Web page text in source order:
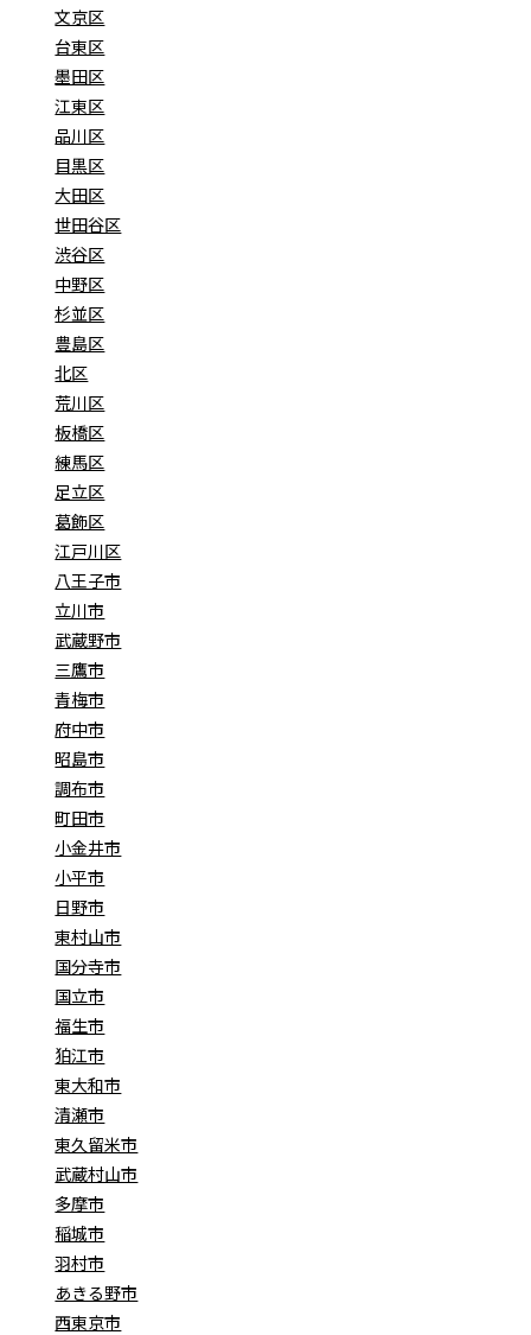
文京区
台東区
墨田区
江東区
品川区
目黒区
大田区
世田谷区
渋谷区
中野区
杉並区
豊島区
北区
荒川区
板橋区
練馬区
足立区
葛飾区
江戸川区
八王子市
立川市
武蔵野市
三鷹市
青梅市
府中市
昭島市
調布市
町田市
小金井市
小平市
日野市
東村山市
国分寺市
国立市
福生市
狛江市
東大和市
清瀬市
東久留米市
武蔵村山市
多摩市
稲城市
羽村市
あきる野市
西東京市